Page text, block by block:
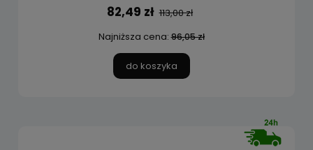
82,49 zł 113,00 zł
Najniższa cena:96,05 zł
do koszyka